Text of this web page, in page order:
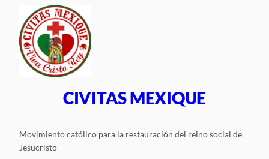
contenido
CIVITAS MEXIQUE
Movimiento católico para la restauración del reino social de
Jesucristo